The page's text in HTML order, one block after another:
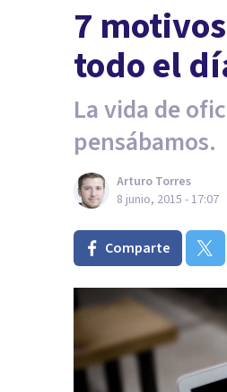
7
todo el
La vida de
pensábamos.
Arturo Torres
8 junio, 2015 - 17:07
Comparte